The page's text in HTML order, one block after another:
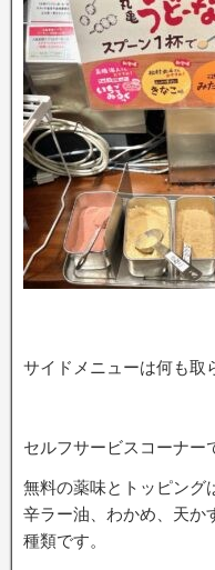
サイドメニューは何も取
セルフサービスコーナー
無料の薬味とトッピング
辛ラー油、わかめ、天か
種類です。